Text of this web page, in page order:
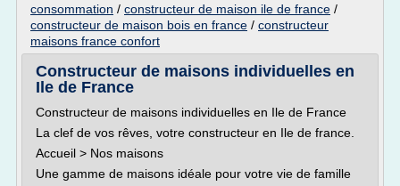
consommation / constructeur de maison ile de france /
constructeur de maison bois en france / constructeur
maisons france confort
Constructeur de maisons individuelles en
Ile de France
Constructeur de maisons individuelles en Ile de France
La clef de vos rêves, votre constructeur en Ile de france.
Accueil > Nos maisons
Une gamme de maisons idéale pour votre vie de famille